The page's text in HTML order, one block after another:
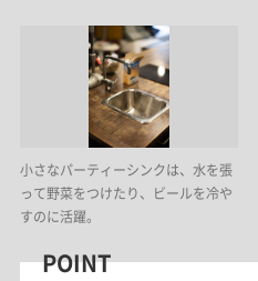
小さなパーティーシンクは、水を張
って野菜をつけたり、ビールを冷や
すのに活躍。
POINT